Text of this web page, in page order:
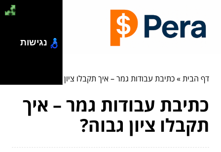
דף הבית»כתיבת עבודות גמר – איך תקבלו ציון גבוה?
כתיבת עבודות גמר – איך
תקבלו ציון גבוה?
נגישות